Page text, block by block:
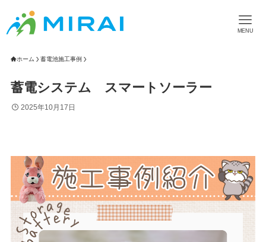
MENU
ホーム 蓄電池施工事例
蓄電システム スマートソーラー
2025年10月17日